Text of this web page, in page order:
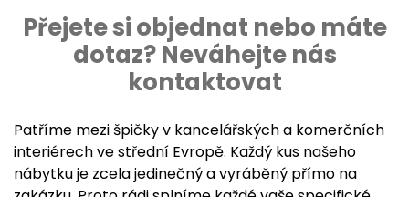
Přejete si objednat nebo máte
dotaz? Neváhejte nás
kontaktovat
Patříme mezi špičky v kancelářských a komerčních
interiérech ve střední Evropě. Každý kus našeho
nábytku je zcela jedinečný a vyráběný přímo na